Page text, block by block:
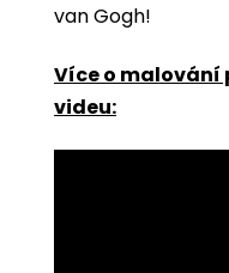
van Gogh!
Více o malování
videu: